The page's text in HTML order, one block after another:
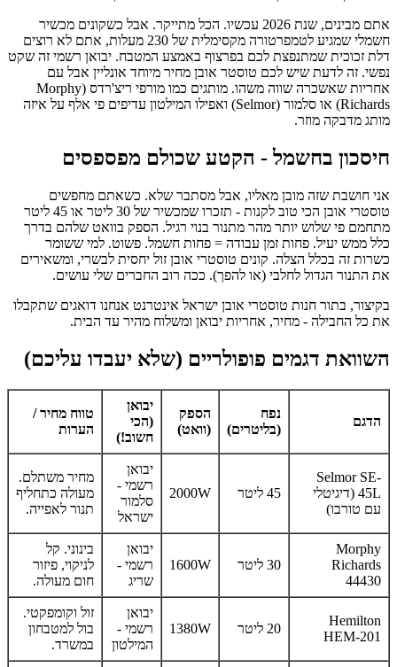
אתם מבינים, שנת 2026 עכשיו. הכל מתייקר. אבל כשקונים מכשיר
חשמלי שמגיע לטמפרטורה מקסימלית של 230 מעלות, אתם לא רוצים
דלת זכוכית שמתנפצת לכם בפרצוף באמצע המטבח. יבואן רשמי זה שקט
נפשי. זה לדעת שיש לכם טוסטר אובן מחיר מיוחד אונליין אבל עם
אחריות שאשכרה שווה משהו. מותגים כמו מורפי ריצ'רדס (Morphy
Richards) או סלמור (Selmor) ואפילו המילטון עדיפים פי אלף על איזה
מותג מדבקה מוזר.
חיסכון בחשמל - הקטע שכולם מפספסים
אני חושבת שזה מובן מאליו, אבל מסתבר שלא. כשאתם מחפשים
טוסטרי אובן הכי טוב לקנות - תזכרו שמכשיר של 30 ליטר או 45 ליטר
מתחמם פי שלוש יותר מהר מתנור בנוי רגיל. הספק בוואט שלהם בדרך
כלל ממש יעיל. פחות זמן עבודה = פחות חשמל. פשוט. למי ששומר
כשרות זה בכלל הצלה. קונים טוסטרי אובן זול יחסית לבשרי, ומשאירים
את התנור הגדול לחלבי (או להפך). ככה רוב החברים שלי עושים.
בקיצור, בתור חנות טוסטרי אובן ישראל אינטרנט אנחנו דואגים שתקבלו
את כל החבילה - מחיר, אחריות יבואן ומשלוח מהיר עד הבית.
השוואת דגמים פופולריים (שלא יעבדו עליכם)
הדגם
נפח
(בליטרים)
הספק
(וואט)
יבואן
(הכי
חשוב!)
טווח מחיר /
הערות
Selmor SE-
45L (דיגיטלי
עם טורבו)
45 ליטר 2000W
יבואן
רשמי -
סלמור
ישראל
מחיר משתלם.
מעולה כתחליף
תנור לאפייה.
Morphy
Richards
44430
30 ליטר 1600W
יבואן
רשמי -
שריג
בינוני. קל
לניקוי, פיזור
חום מעולה.
Hemilton
HEM-201
20 ליטר 1380W
יבואן
רשמי -
המילטון
זול וקומפקטי.
בול למטבחון
במשרד.